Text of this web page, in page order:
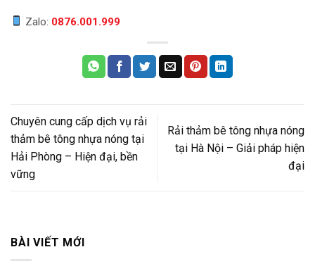
Zalo: 0876.001.999
Chuyên cung cấp dịch vụ rải
thảm bê tông nhựa nóng tại
Hải Phòng – Hiện đại, bền
vững
Rải thảm bê tông nhựa nóng
tại Hà Nội – Giải pháp hiện
đại
BÀI VIẾT MỚI